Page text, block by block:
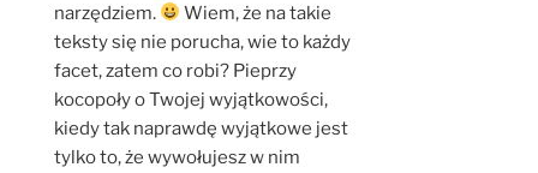
narzędziem.
Wiem, że na takie
teksty się nie porucha, wie to każdy
facet, zatem co robi? Pieprzy
kocopoły o Twojej wyjątkowości,
kiedy tak naprawdę wyjątkowe jest
tylko to, że wywołujesz w nim